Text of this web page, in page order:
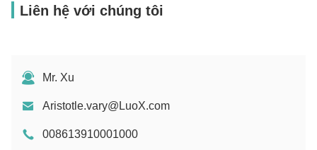
Liên hệ với chúng tôi
Mr. Xu
Aristotle.vary@LuoX.com
008613910001000